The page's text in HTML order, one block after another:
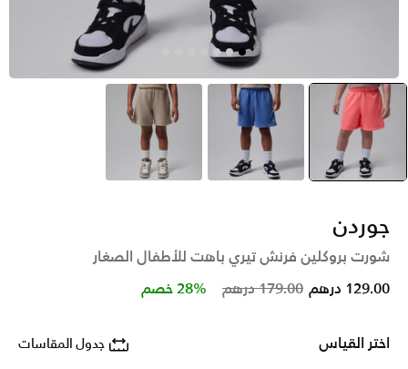
selected
أحمر أزرق بنى
جوردن
شورت بروكلين فرنش تيري باهت للأطفال الصغار
Price reduced from
179.00 درهم to 129.00 درهم 28% خصم
اختر القياس جدول المقاسات